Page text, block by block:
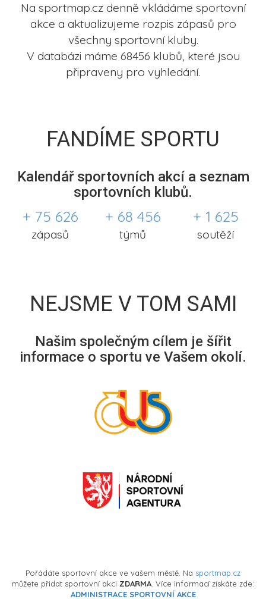
Na sportmap.cz denně vkládáme sportovní
akce a aktualizujeme rozpis zápasů pro
všechny sportovní kluby.
V databázi máme 68456 klubů, které jsou
připraveny pro vyhledání.
FANDÍME SPORTU
Kalendář sportovních akcí a seznam
sportovních klubů.
+ 75 626
zápasů
+ 68 456
týmů
+ 1 625
soutěží
NEJSME V TOM SAMI
Našim společným cílem je šířit
informace o sportu ve Vašem okolí.
Pořádáte sportovní akce ve vašem městě. Na sportmap.cz
můžete přidat sportovní akci ZDARMA . Více informací získáte zde:
ADMINISTRACE SPORTOVNÍ AKCE